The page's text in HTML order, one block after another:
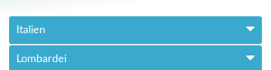
Italien
Lombardei